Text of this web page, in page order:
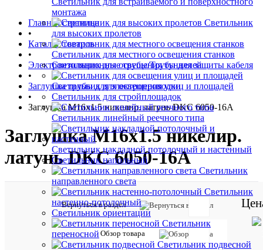
монтажа
Светильник
для высоких пролетов
Светильник для местного освещения станков
Светильник для освещения туннелей
Светильник для освещения улиц и площадей
Светильник для стройплощадок
Светильник линейный реечного типа
Светильник накладной потолочный и настенный
Светильник напольный
Светильник
направленного света
Светильник
настенно-потолочный
Светильник ориентации
Светильник
переносной
Светильник подвесной
Главная страница
•
Каталог товаров
•
Электроизоляционные трубы/Трубы для защиты кабеля
•
Заглушка трубы для электропроводки
•
Заглушка M16х1.5 никелир. латунь DKC 6050-16A
Заглушка M16х1.5 никелир.
латунь DKC 6050-16A
Вернуться в раздел
Обзор товара